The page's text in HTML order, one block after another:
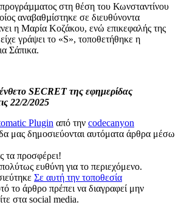
στη θέση του Κωνσταντίνου
αναβαθµίστηκε σε διευθύνοντα
η Μαρία Κοζάκου, ενώ επικεφαλής της
γράψει το «S», τοποθετήθηκε η
Σάπικα.
SECRET της εφημερίδας
22/2/2025
Plugin από την codecanyon
μας δημοσιεύονται αυτόματα άρθρα μέσω
τα προσφέρει!
ευθύνη για το περιεχόμενο.
Σε αυτή την τοποθεσία
το άρθρο πρέπει να διαγραφεί μην
στα social media.